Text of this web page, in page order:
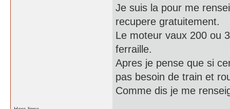
Je suis la pour me
recupere gratuitement.
Le moteur vaux 200 ou
ferraille.
Apres je pense que si
pas besoin de train et
Comme dis je me